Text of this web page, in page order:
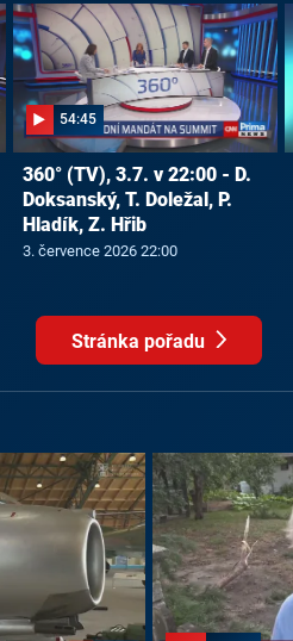
54:45
360° (TV), 3.7. v 22:00 - D.
Doksanský, T. Doležal, P.
Hladík, Z. Hřib
3. července 2026 22:00
Stránka pořadu